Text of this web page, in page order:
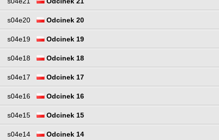
s04e20 Odcinek 20
s04e19 Odcinek 19
s04e18 Odcinek 18
s04e17 Odcinek 17
s04e16 Odcinek 16
s04e15 Odcinek 15
s04e14 Odcinek 14